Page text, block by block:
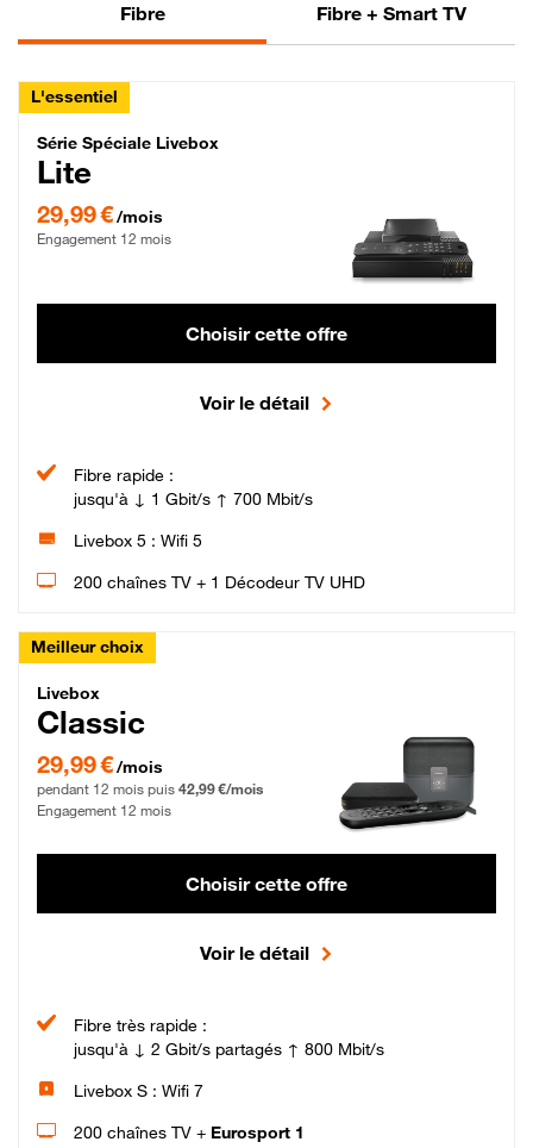
Fibre Fibre + Smart TV
L'essentiel
Série Spéciale Livebox Lite Fibre
Série Spéciale Livebox
Lite
29,99 €/mois
Engagement 12 mois
Choisir cette offre
Voir le détail
Fibre rapide :
jusqu'à ↓ 1 Gbit/s ↑ 700 Mbit/s
Livebox 5 : Wifi 5
200 chaînes TV + 1 Décodeur TV UHD
Meilleur choix
Livebox Classic Fibre
Livebox
Classic
29,99 € par mois pendant 12 mois puis 42,99 € par mois, Engagement 12 mois
29,99 €/mois
pendant 12 mois puis 42,99 €/mois
Engagement 12 mois
Choisir cette offre
Voir le détail
Fibre très rapide :
jusqu'à ↓ 2 Gbit/s partagés ↑ 800 Mbit/s
Livebox S : Wifi 7
200 chaînes TV + Eurosport 1